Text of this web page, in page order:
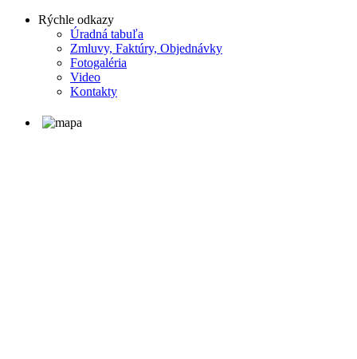
Rýchle odkazy
Úradná tabuľa
Zmluvy, Faktúry, Objednávky
Fotogaléria
Video
Kontakty